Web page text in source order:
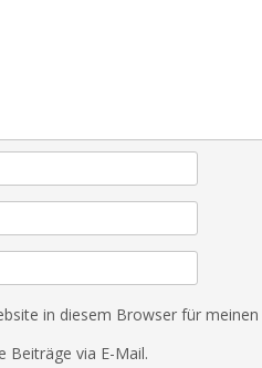
in diesem Browser für
Beiträge via E-Mail.